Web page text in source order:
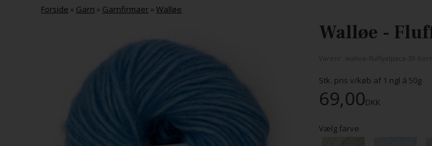
Forside » Garn » Garnfirmaer»Walløe
Walløe -
walloe-fluffyalpaca-39
Stk. pris v/køb af 1 ngl á 50g
69,00DKK
Vælg farve